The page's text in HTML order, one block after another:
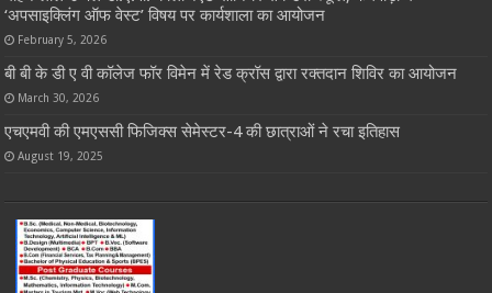
‘अपसाइक्लिंग ऑफ वेस्ट’ विषय पर कार्यशाला का आयोजन
February 5, 2026
बी बी के डी ए वी कॉलेज फॉर विमेन में रेड क्रॉस द्वारा रक्तदान शिविर का आयोजन
March 30, 2026
एचएमवी की एमएससी फिजिक्स सेमेस्टर-4 की छात्राओं ने रचा इतिहास
August 19, 2025